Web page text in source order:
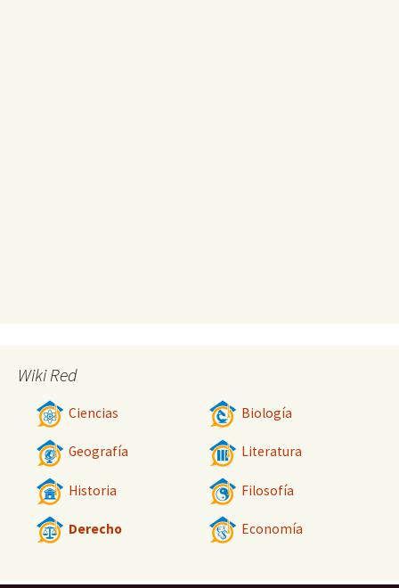
Wiki Red
Ciencias Biología
Geografía Literatura
Historia Filosofía
Derecho Economía